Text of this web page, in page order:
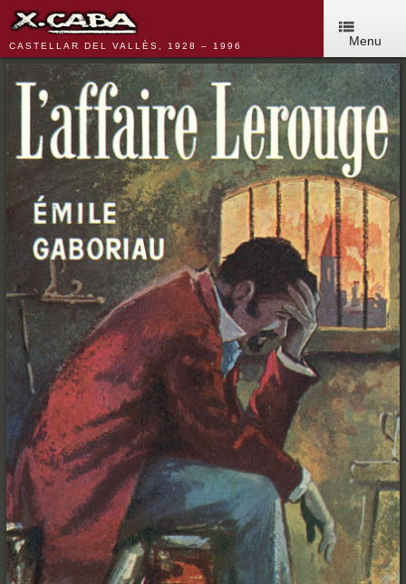
CASTELLAR DEL VALLÈS, 1928 – 1996 Menu